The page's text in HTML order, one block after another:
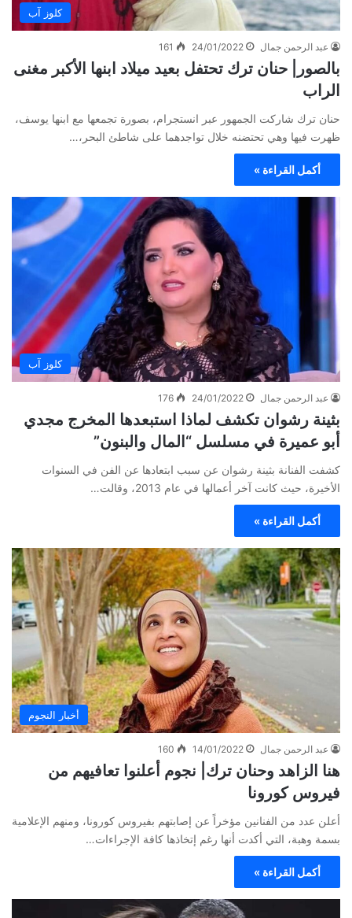
كلوز آب
عبد الرحمن جمال 24/01/2022
161
بالصور| حنان ترك تحتفل بعيد ميلاد ابنها الأكبر مغنى
الراب
حنان ترك شاركت الجمهور عبر انستجرام، بصورة تجمعها مع ابنها يوسف،
ظهرت فيها وهي تحتضنه خلال تواجدهما على شاطئ البحر،…
أكمل القراءة »
كلوز آب
عبد الرحمن جمال 24/01/2022
176
بثينة رشوان تكشف لماذا استبعدها المخرج مجدي
أبو عميرة في مسلسل “المال والبنون”
كشفت الفنانة بثينة رشوان عن سبب ابتعادها عن الفن في السنوات
الأخيرة، حيث كانت آخر أعمالها في عام 2013، وقالت…
أكمل القراءة »
أخبار النجوم
عبد الرحمن جمال 14/01/2022
160
هنا الزاهد وحنان ترك| نجوم أعلنوا تعافيهم من
فيروس كورونا
أعلن عدد من الفنانين مؤخراً عن إصابتهم بفيروس كورونا، ومنهم الإعلامية
بسمة وهبة، التي أكدت أنها رغم إتخاذها كافة الإجراءات…
أكمل القراءة »